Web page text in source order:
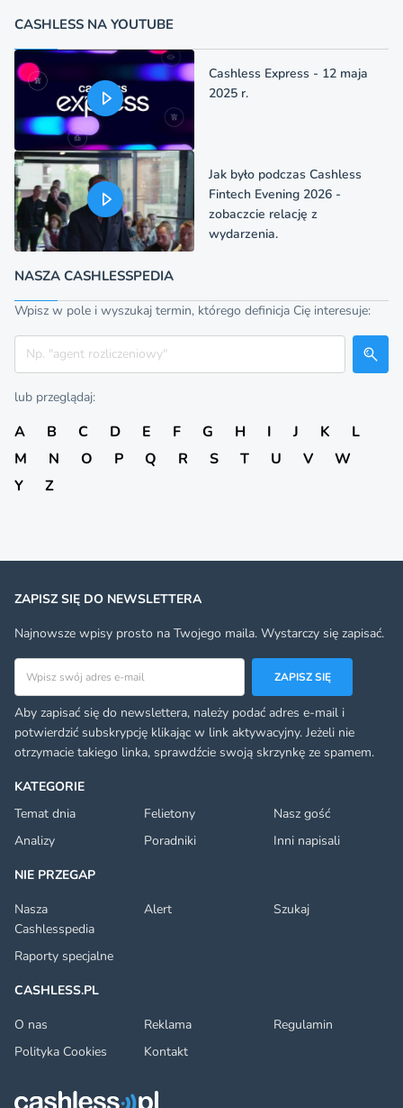
CASHLESS NA YOUTUBE
Cashless Express - 12 maja
2025 r.
Jak było podczas Cashless
Fintech Evening 2026 -
zobaczcie relację z
wydarzenia.
NASZA CASHLESSPEDIA
Wpisz w pole i wyszukaj termin, którego definicja Cię interesuje:
Szukaj
lub przeglądaj:
A B C D E F G H I J K
L
M
N O P Q R S T U V
W
Y
Z
KATEGORIE
Temat dnia
Felietony
Nasz gość
Analizy
Poradniki
Inni napisali
NIE PRZEGAP
Nasza
Cashlesspedia
Alert Szukaj
Raporty specjalne
CASHLESS.PL
O nas
Reklama
Regulamin
Polityka Cookies
Kontakt
ZAPISZ SIĘ DO NEWSLETTERA
Najnowsze wpisy prosto na Twojego maila. Wystarczy się zapisać.
Adres email
ZAPISZ SIĘ
Aby zapisać się do newslettera, należy podać adres e-mail i
potwierdzić subskrypcję klikając w link aktywacyjny. Jeżeli nie
otrzymacie takiego linka, sprawdźcie swoją skrzynkę ze spamem.